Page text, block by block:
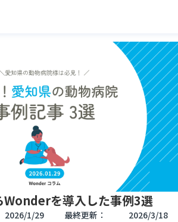
Wonderを導入した事例3選
2026/1/29 最終更新： 2026/3/18